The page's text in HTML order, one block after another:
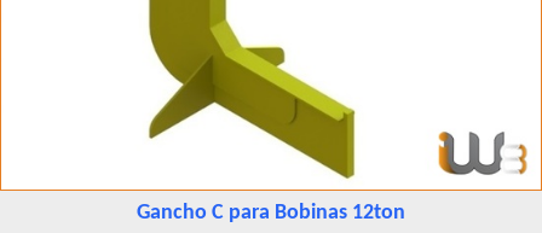
Gancho C para Bobinas 12ton